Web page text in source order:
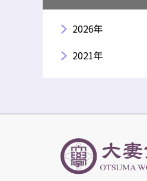
2026年
2021年